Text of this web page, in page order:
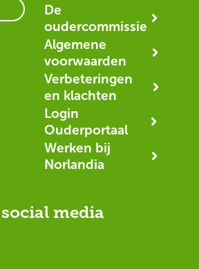
De
oudercommissie
Algemene
voorwaarden
Verbeteringen
en klachten
Login
Ouderportaal
Werken bij
Norlandia
media